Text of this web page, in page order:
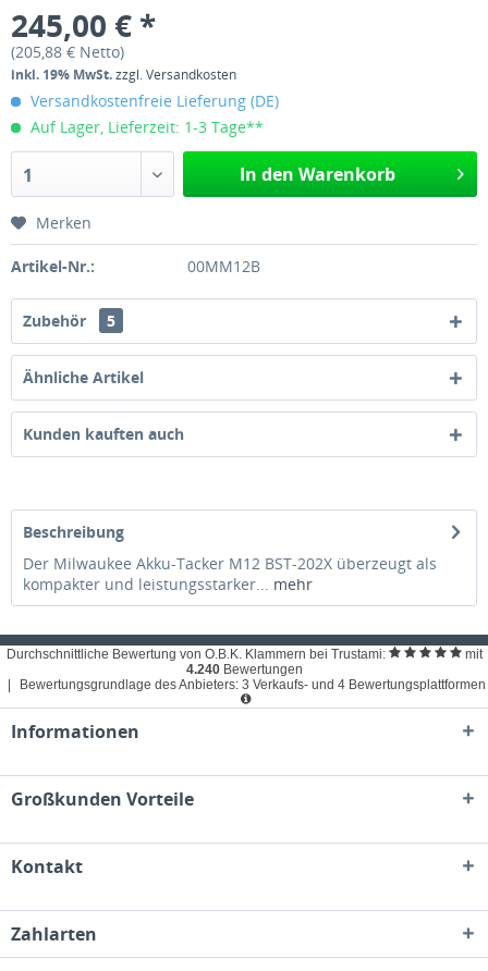
245,00 € *
(205,88 € Netto)
inkl. 19% MwSt.zzgl. Versandkosten
Versandkostenfreie Lieferung (DE)
Auf Lager, Lieferzeit: 1-3 Tage**
1 In den Warenkorb
Merken
Artikel-Nr.: 00MM12B
Zubehör 5
Ähnliche Artikel
Kunden kauften auch
Beschreibung
Der Milwaukee Akku-Tacker M12 BST-202X überzeugt als
kompakter und leistungsstarker... mehr
Durchschnittliche Bewertung von O.B.K. Klammern bei Trustami:
mit
4.240 Bewertungen
Bewertungsgrundlage des Anbieters: 3 Verkaufs- und 4 Bewertungsplattformen
Informationen
Großkunden Vorteile
Kontakt
Zahlarten